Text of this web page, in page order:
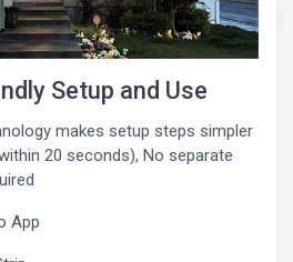
Setup and Use
makes setup steps simpler
20 seconds), No separate
App